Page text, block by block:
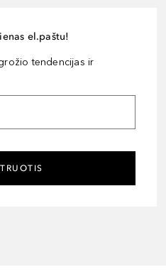
el.paštu!
tendencijas ir